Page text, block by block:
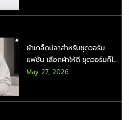
ผ้าเกล็ดปลาสำหรับชุดวอร์ม
แฟชั่น เลือกผ้าให้ดี ชุดวอร์มก็ไม่
ดูเชย
May 27, 2026